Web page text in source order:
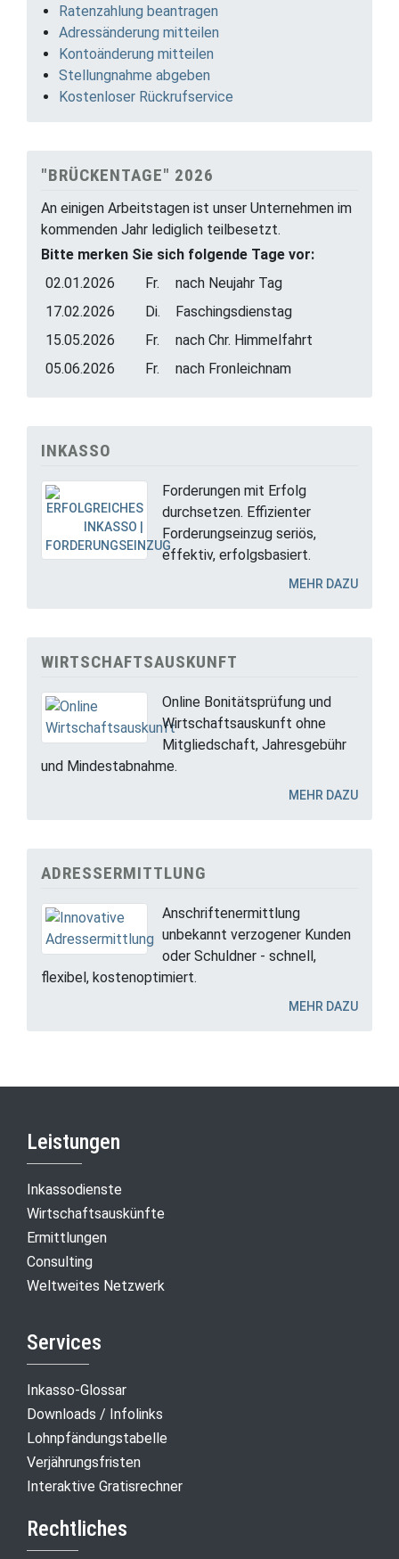
Ratenzahlung beantragen
Adressänderung mitteilen
Kontoänderung mitteilen
Stellungnahme abgeben
Kostenloser Rückrufservice
"BRÜCKENTAGE" 2026
An einigen Arbeitstagen ist unser Unternehmen im
kommenden Jahr lediglich teilbesetzt.
Bitte merken Sie sich folgende Tage vor:
02.01.2026
Fr.
nach Neujahr Tag
17.02.2026
Di.
Faschingsdienstag
15.05.2026
Fr.
nach Chr. Himmelfahrt
05.06.2026
Fr. nach Fronleichnam
INKASSO
Forderungen mit Erfolg
durchsetzen. Effizienter
Forderungseinzug seriös,
effektiv, erfolgsbasiert.
MEHR DAZU
WIRTSCHAFTSAUSKUNFT
Online Bonitätsprüfung und
Wirtschaftsauskunft ohne
Mitgliedschaft, Jahresgebühr
und Mindestabnahme.
MEHR DAZU
ADRESSERMITTLUNG
Anschriftenermittlung
unbekannt verzogener Kunden
oder Schuldner - schnell,
flexibel, kostenoptimiert.
MEHR DAZU
Leistungen
Inkassodienste
Wirtschaftsauskünfte
Ermittlungen
Consulting
Weltweites Netzwerk
Services
Inkasso-Glossar
Downloads / Infolinks
Lohnpfändungstabelle
Verjährungsfristen
Interaktive Gratisrechner
Rechtliches